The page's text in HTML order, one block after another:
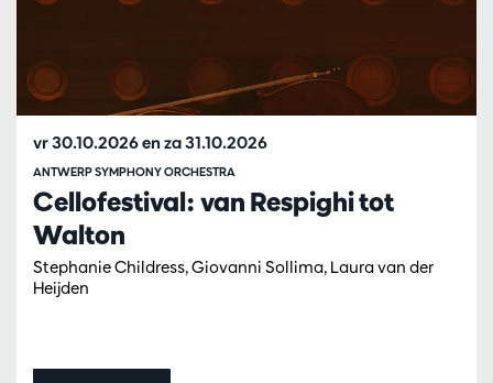
Cellofestival: van Respighi tot
Walton
Stephanie Childress, Giovanni Sollima, Laura van der
Heijden
ANTWERP SYMPHONY ORCHESTRA
vr 30.10.2026enza 31.10.2026